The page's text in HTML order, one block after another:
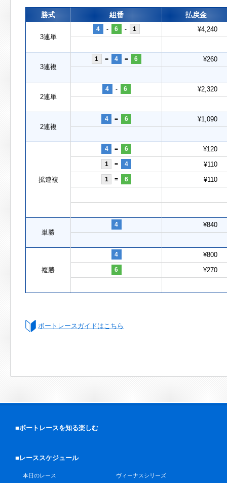
勝式 組番 払戻金
3連単
4 - 6 - 1 ¥4,240
3連複
1 = 4 = 6 ¥260
2連単
4 - 6 ¥2,320
2連複
4 = 6 ¥1,090
拡連複
4 = 6 ¥120
1 = 4 ¥110
1 = 6 ¥110
単勝
4 ¥840
複勝
4 ¥800
6 ¥270
ボートレースガイドはこちら
■ボートレースを知る楽しむ
■レーススケジュール
本日のレース
ヴィーナスシリーズ